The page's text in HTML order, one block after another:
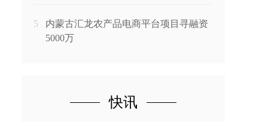
5
内蒙古汇龙农产品电商平台项目寻融资
5000万
快讯